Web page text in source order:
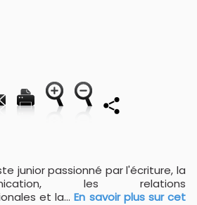
junior passionné par l'écriture, la
les relations
et la...En savoir plus sur cet